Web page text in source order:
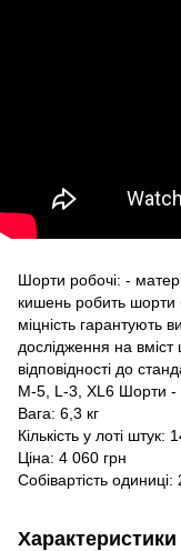
Шорти робочі: -
кишень робить шорти
міцність гарантують
дослідження на
відповідності до
M-5, L-3, XL6 Шорти
Вага: 6,3 кг
Кількість у лоті штук:
Ціна: 4 060 грн
Собівартість одиниці:
Характеристики